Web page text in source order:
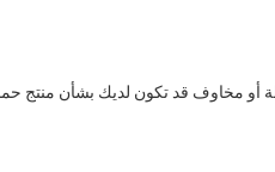
أو مخاوف قد تكون لديك بشأن منتج